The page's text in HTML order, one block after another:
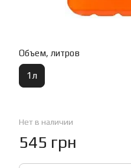
Объем, литров
1л
Нет в наличии
545 грн